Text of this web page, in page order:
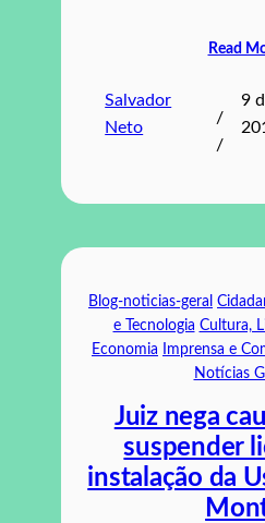
Read
Salvador
Neto
/
/
9
Blog-noticias-geral
e Tecnologia Cultura,
Economia
Imprensa e
Notícias
Juiz nega
suspender
instalação da